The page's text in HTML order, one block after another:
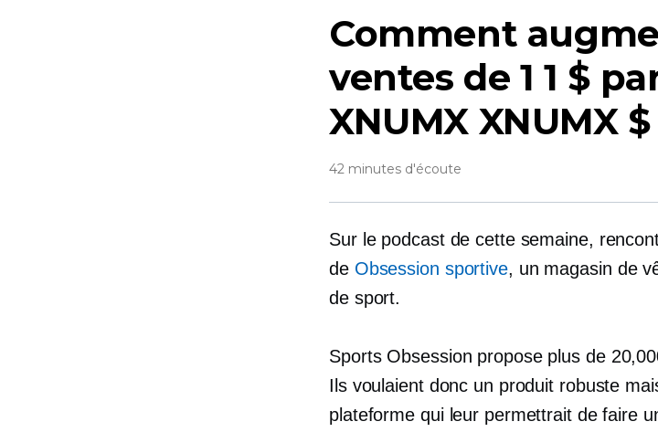
Comment
ventes de 1 1 $
XNUMX XNUMX
42 minutes d'écoute
Sur le podcast de cette semaine,
de Obsession sportive, un magasin de
de sport.
Sports Obsession propose plus de
Ils voulaient donc un produit robuste
plateforme qui leur permettrait de faire